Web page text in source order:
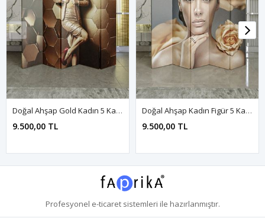
Doğal Ahşap Gold Kadın 5 Kanat Paravan Seperatör Oda Bölme
9.500,00 TL
Doğal Ahşap Kadın Figür 5 Kanat Paravan Seperatör Oda Bölme
9.500,00 TL
Profesyonel e-ticaretsistemleri ile hazırlanmıştır.